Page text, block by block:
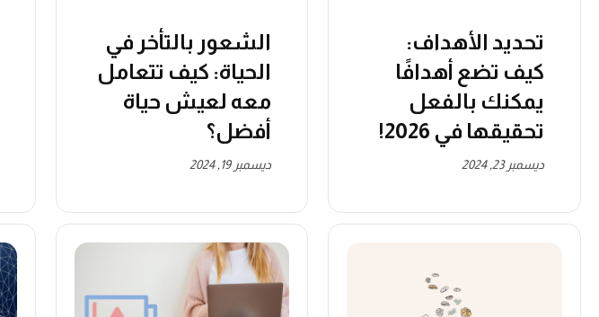
تحديد الأهداف:
كيف تضع أهدافًا
يمكنك بالفعل
تحقيقها في 2026!
ديسمبر 23, 2024
الشعور بالتأخر في
الحياة: كيف تتعامل
معه لعيش حياة
أفضل؟
ديسمبر 19, 2024